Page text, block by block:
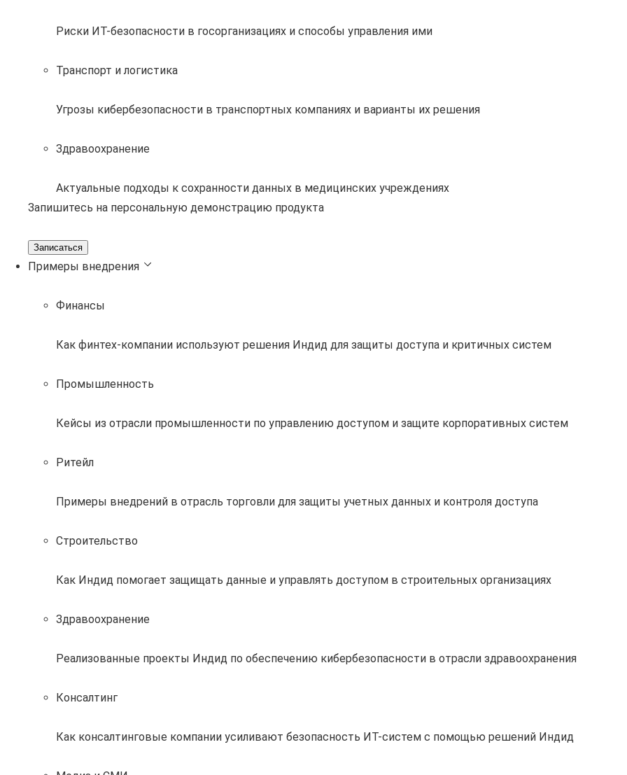
Риски ИТ-безопасности в госорганизациях и способы управления ими
Транспорт и логистика
Угрозы кибербезопасности в транспортных компаниях и варианты их решения
Здравоохранение
Актуальные подходы к сохранности данных в медицинских учреждениях
Запишитесь на персональную демонстрацию продукта
Записаться
Примеры внедрения
Финансы
Как финтех-компании используют решения Индид для защиты доступа и критичных систем
Промышленность
Кейсы из отрасли промышленности по управлению доступом и защите корпоративных систем
Ритейл
Примеры внедрений в отрасль торговли для защиты учетных данных и контроля доступа
Строительство
Как Индид помогает защищать данные и управлять доступом в строительных организациях
Здравоохранение
Реализованные проекты Индид по обеспечению кибербезопасности в отрасли здравоохранения
Консалтинг
Как консалтинговые компании усиливают безопасность ИТ-систем с помощью решений Индид